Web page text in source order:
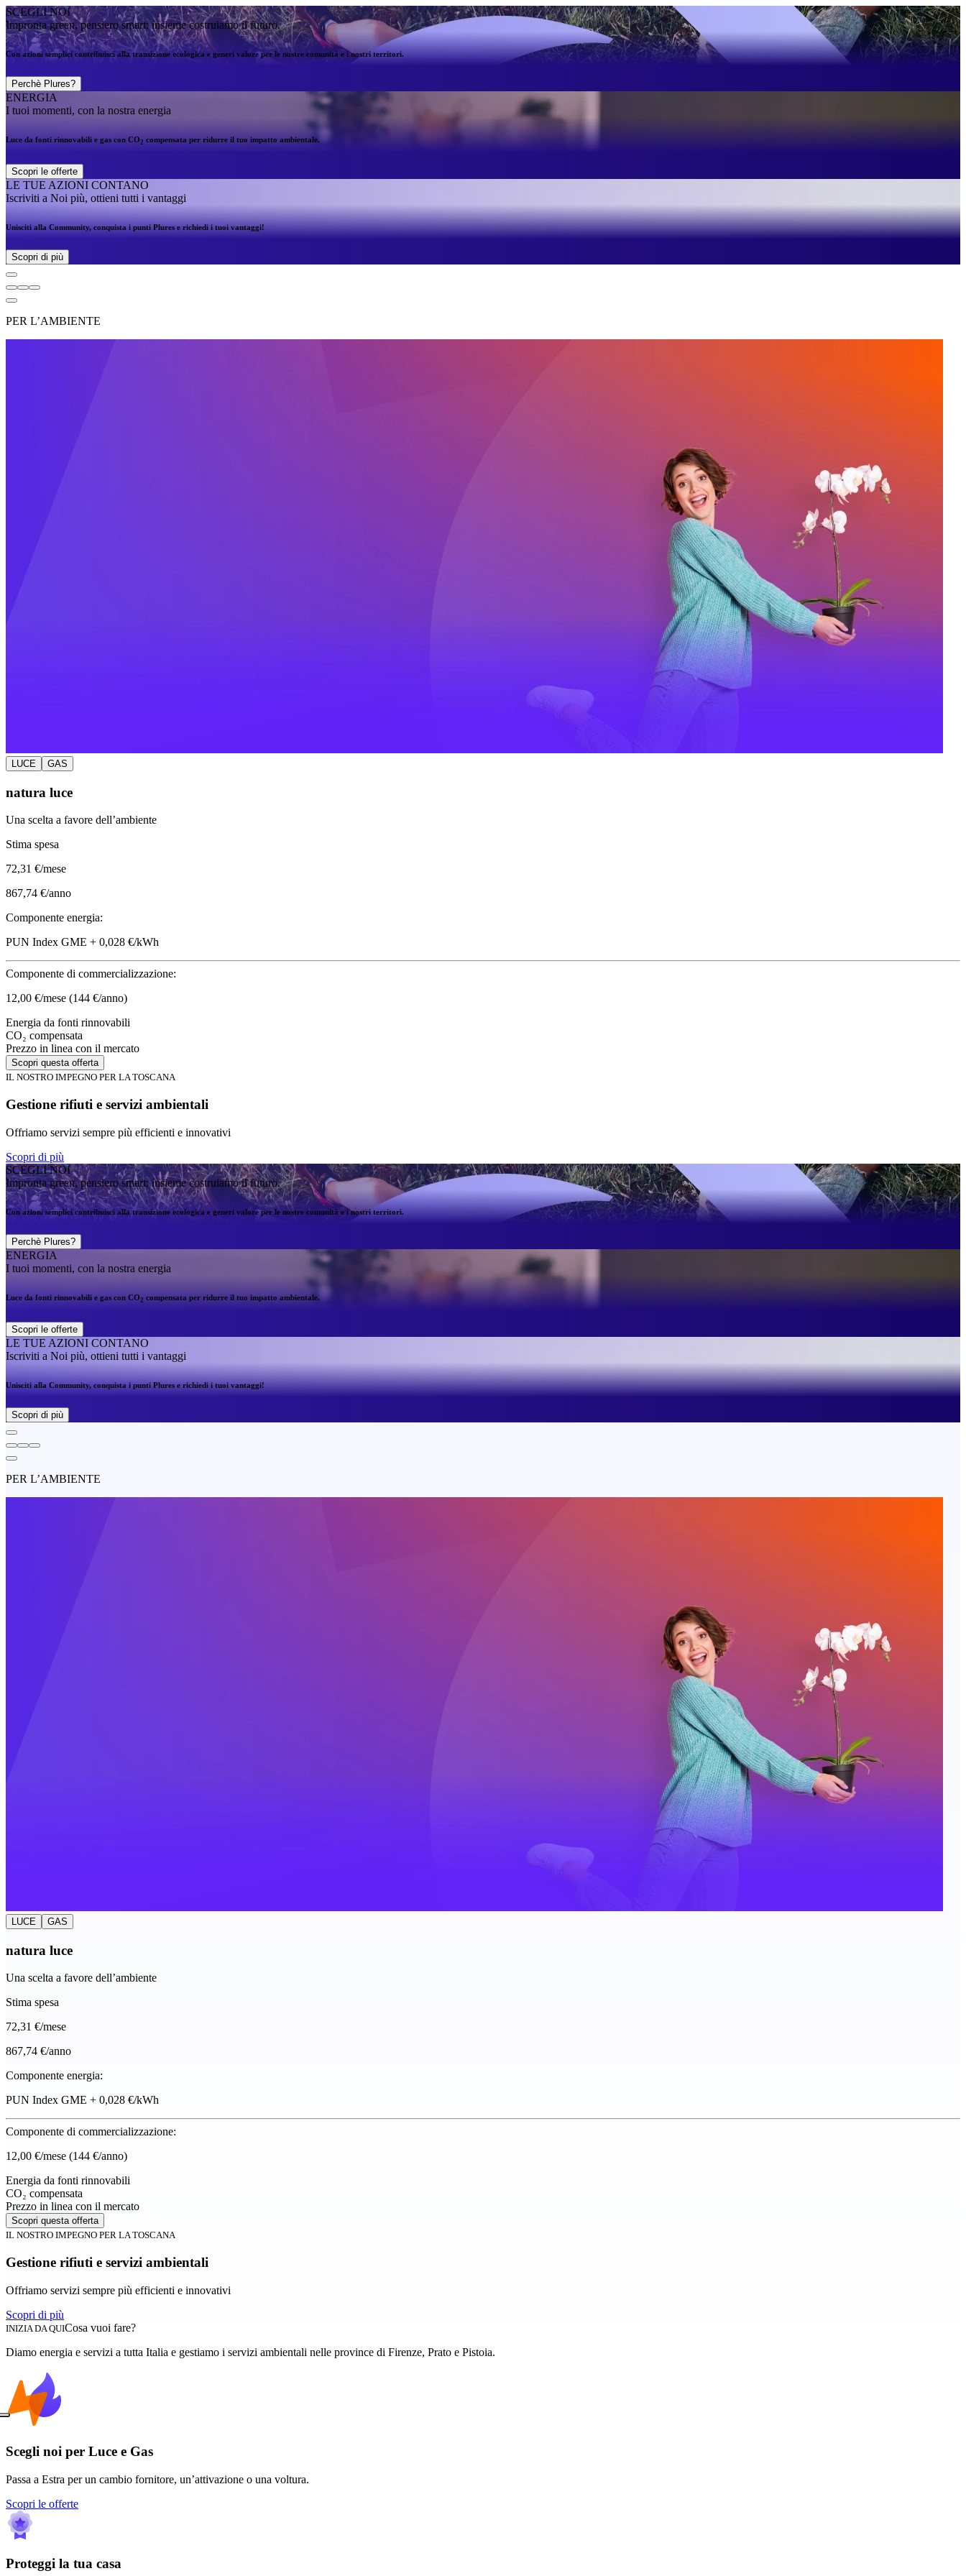
SCEGLI NOI
Impronta green, pensiero smart: insieme costruiamo il futuro.
Con azioni semplici contribuisci alla transizione ecologica e generi valore per le nostre comunità e i nostri territori.
Perchè Plures?
ENERGIA
I tuoi momenti, con la nostra energia
Luce da fonti rinnovabili e gas con CO2 compensata per ridurre il tuo impatto ambientale.
Scopri le offerte
LE TUE AZIONI CONTANO
Iscriviti a Noi più, ottieni tutti i vantaggi
Unisciti alla Community, conquista i punti Plures e richiedi i tuoi vantaggi!
Scopri di più
PER L’AMBIENTE
LUCE GAS
natura luce
Una scelta a favore dell’ambiente
Stima spesa
72,31 €/mese
867,74 €/anno
Componente energia:
PUN Index GME + 0,028 €/kWh
Componente di commercializzazione:
12,00 €/mese (144 €/anno)
Energia da fonti rinnovabili
CO₂ compensata
Prezzo in linea con il mercato
Scopri questa offerta
IL NOSTRO IMPEGNO PER LA TOSCANA
Gestione rifiuti e servizi ambientali
Offriamo servizi sempre più efficienti e innovativi
Scopri di più
SCEGLI NOI
Impronta green, pensiero smart: insieme costruiamo il futuro.
Con azioni semplici contribuisci alla transizione ecologica e generi valore per le nostre comunità e i nostri territori.
Perchè Plures?
ENERGIA
I tuoi momenti, con la nostra energia
Luce da fonti rinnovabili e gas con CO2 compensata per ridurre il tuo impatto ambientale.
Scopri le offerte
LE TUE AZIONI CONTANO
Iscriviti a Noi più, ottieni tutti i vantaggi
Unisciti alla Community, conquista i punti Plures e richiedi i tuoi vantaggi!
Scopri di più
PER L’AMBIENTE
LUCE GAS
natura luce
Una scelta a favore dell’ambiente
Stima spesa
72,31 €/mese
867,74 €/anno
Componente energia:
PUN Index GME + 0,028 €/kWh
Componente di commercializzazione:
12,00 €/mese (144 €/anno)
Energia da fonti rinnovabili
CO₂ compensata
Prezzo in linea con il mercato
Scopri questa offerta
IL NOSTRO IMPEGNO PER LA TOSCANA
Gestione rifiuti e servizi ambientali
Offriamo servizi sempre più efficienti e innovativi
Scopri di più
INIZIA DA QUICosa vuoi fare?
Diamo energia e servizi a tutta Italia e gestiamo i servizi ambientali nelle province di Firenze, Prato e Pistoia.
Scegli noi per Luce e Gas
Passa a Estra per un cambio fornitore, un’attivazione o una voltura.
Scopri le offerte
Proteggi la tua casa